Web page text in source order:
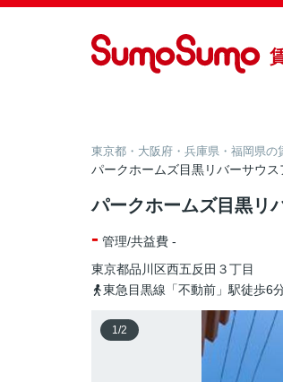
東京都・大阪府・兵庫県・福岡県の
パークホームズ目黒リバーサウ
パークホームズ目黒リ
- 管理/共益費 -
東京都品川区西五反田 ３丁目
東急目黒線「不動前」駅徒歩6
1/2